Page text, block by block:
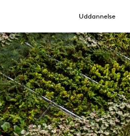
Uddannelse